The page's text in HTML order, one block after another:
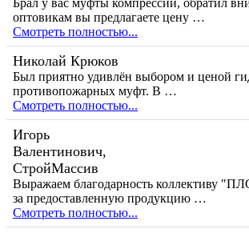
Брал у вас муфты компрессии, обратил
оптовикам вы предлагаете цену …
Смотреть полностью...
Николай Крюков
Был приятно удивлён выбором и ценой
противопожарных муфт. В …
Смотреть полностью...
Игорь
Валентинович,
СтройМассив
Выражаем благодарность коллективу
за предоставленную продукцию …
Смотреть полностью...